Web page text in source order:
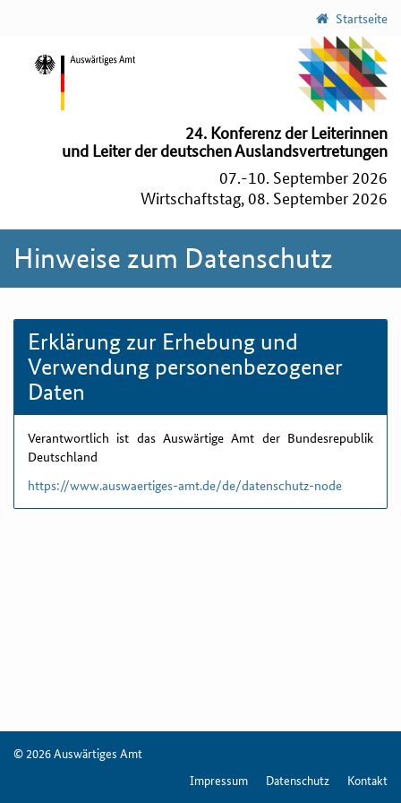
Startseite
24. Konferenz der Leiterinnen
und Leiter der deutschen Auslandsvertretungen
07.-10. September 2026
Wirtschaftstag, 08. September 2026
Hinweise zum Datenschutz
Erklärung zur Erhebung und
Verwendung personenbezogener
Daten
Verantwortlich ist das Auswärtige Amt der Bundesrepublik
Deutschland
https://www.auswaertiges-amt.de/de/datenschutz-node
© 2026 Auswärtiges Amt
Impressum
Datenschutz Kontakt